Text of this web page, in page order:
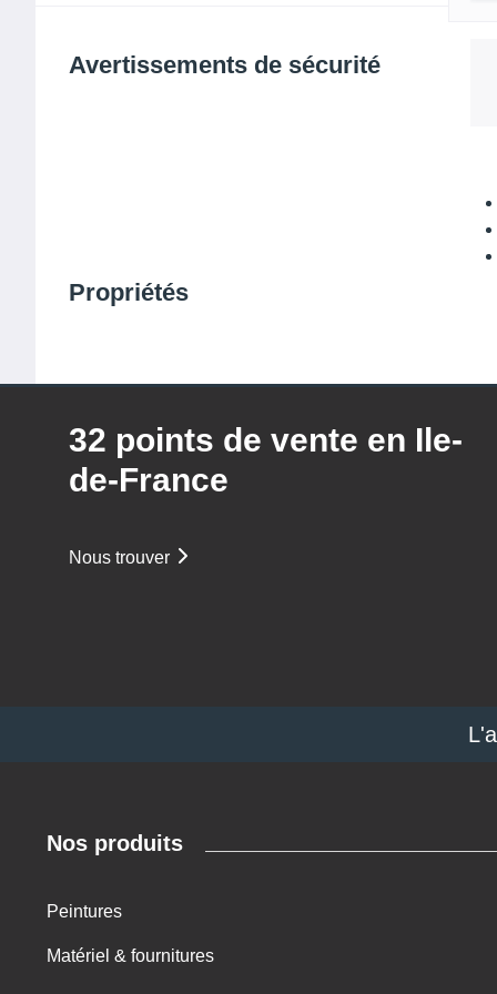
Avertissements de sécurité
Propriétés
32 points de vente en Ile-
de-France
Nous trouver
Nos produits
Peintures
Matériel & fournitures